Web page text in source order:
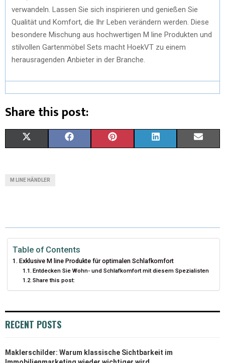
verwandeln. Lassen Sie sich inspirieren und genießen Sie
Qualität und Komfort, die Ihr Leben verändern werden. Diese
besondere Mischung aus hochwertigen M line Produkten und
stilvollen Gartenmöbel Sets macht HoekVT zu einem
herausragenden Anbieter in der Branche.
Share this post:
T
T
E
R
O
O
K
R
S
D
N
M LINE HÄNDLER
Table of Contents
Exklusive M line Produkte für optimalen Schlafkomfort
Entdecken Sie Wohn- und Schlafkomfort mit diesem Spezialisten
Share this post:
RECENT POSTS
Maklerschilder: Warum klassische Sichtbarkeit im